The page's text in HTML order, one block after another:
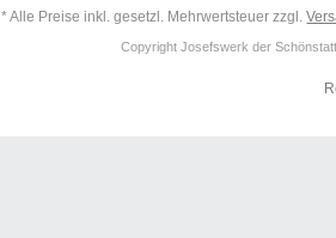
* Alle Preise inkl. gesetzl. Mehrwertsteuer zzgl.
Copyright Josefswerk der